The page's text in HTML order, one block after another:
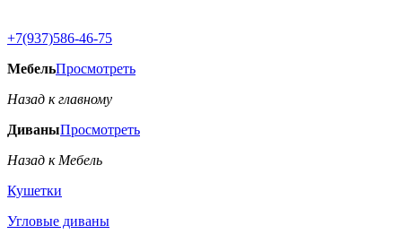
+7(937)586-46-75
МебельПросмотреть
Назад к главному
ДиваныПросмотреть
Назад к Мебель
Кушетки
Угловые диваны